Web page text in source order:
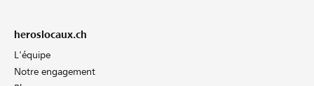
heroslocaux.ch
L'équipe
Notre engagement